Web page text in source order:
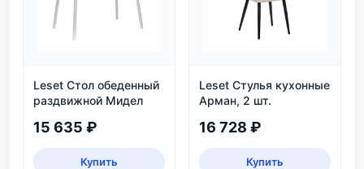
Leset Стол обеденный
раздвижной Мидел
15 635 ₽
Купить
Leset Стулья кухонные
Арман, 2 шт.
16 728 ₽
Купить